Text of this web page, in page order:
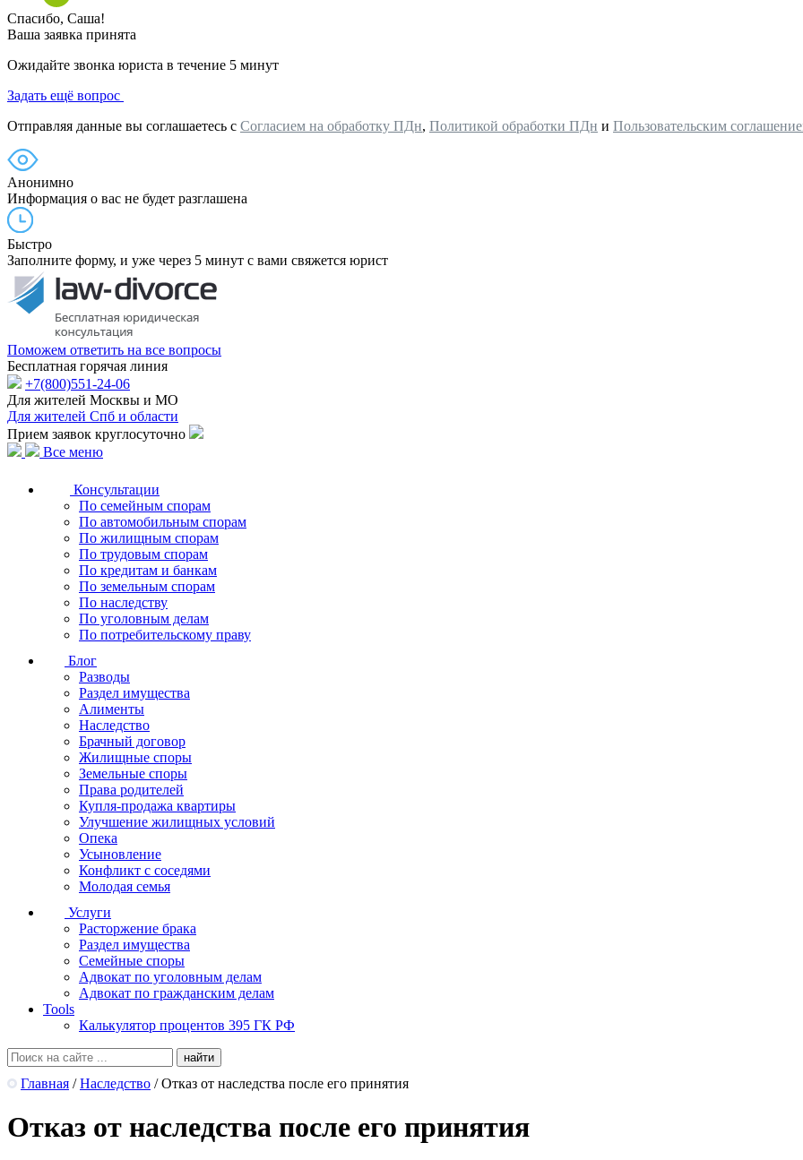
Спасибо, Саша!
Ваша заявка принята
Ожидайте звонка юриста в течение 5 минут
Задать ещё вопрос
Отправляя данные вы соглашаетесь с Согласием на обработку ПДн, Политикой обработки ПДн и Пользовательским
Анонимно
Информация о вас не будет разглашена
Быстро
Заполните форму, и уже через 5 минут с вами свяжется юрист
Поможем ответить на все вопросы
Бесплатная горячая линия
+7(800)551-24-06
Для жителей Москвы и МО
Для жителей Спб и области
Прием заявок круглосуточно
Все меню
Консультации
По семейным спорам
По автомобильным спорам
По жилищным спорам
По трудовым спорам
По кредитам и банкам
По земельным спорам
По наследству
По уголовным делам
По потребительскому праву
Блог
Разводы
Раздел имущества
Алименты
Наследство
Брачный договор
Жилищные споры
Земельные споры
Права родителей
Купля-продажа квартиры
Улучшение жилищных условий
Опека
Усыновление
Конфликт с соседями
Молодая семья
Услуги
Расторжение брака
Раздел имущества
Семейные споры
Адвокат по уголовным делам
Адвокат по гражданским делам
Tools
Калькулятор процентов 395 ГК РФ
Главная / Наследство / Отказ от наследства после его принятия
Отказ от наследства после его принятия